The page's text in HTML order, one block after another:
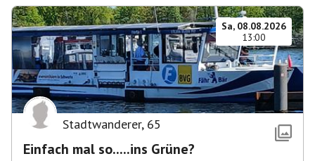
Sa, 08.08.2026
13:00
Stadtwanderer, 65
Einfach mal so.....ins Grüne?